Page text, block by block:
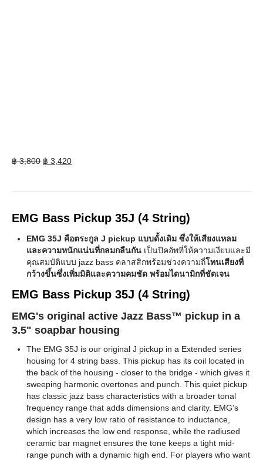
฿3,800 Original
฿ 3,420Current
EMG Bass Pickup 35J (4 String)
EMG 35J คือตระกูล J pickup แบบดั้งเดิม ซึ่งให้เสียงแหลม
และความหนักแน่นที่กลมกลืนกัน เป็นปิคอัพที่ให้ความเงียบและมี
คุณสมบัติแบบ jazz bass คลาสสิกพร้อมช่วงความถี่โทนเสียงที่
กว้างขึ้นซึ่งเพิ่มมิติและความคมชัด พร้อมไดนามิกที่ชัดเจน
EMG Bass Pickup 35J (4 String)
EMG's original active Jazz Bass™ pickup in a
3.5" soapbar housing
The EMG 35J is our original J pickup in a Extended series
housing for 4 string bass. This pickup has its coil located in
the back of the housing - closer to the bridge - which gives it
sweeping harmonic overtones and punch. This quiet pickup
has classic jazz bass characteristics with a broader tonal
frequency range that adds dimensions and clarity. EMG's
design has a very low ratio of resistance to inductance,
which increases the low end response, while the radiused
ceramic bar magnet ensures the tone keeps a tight mid-
range punch with a dynamic high end. For players who want